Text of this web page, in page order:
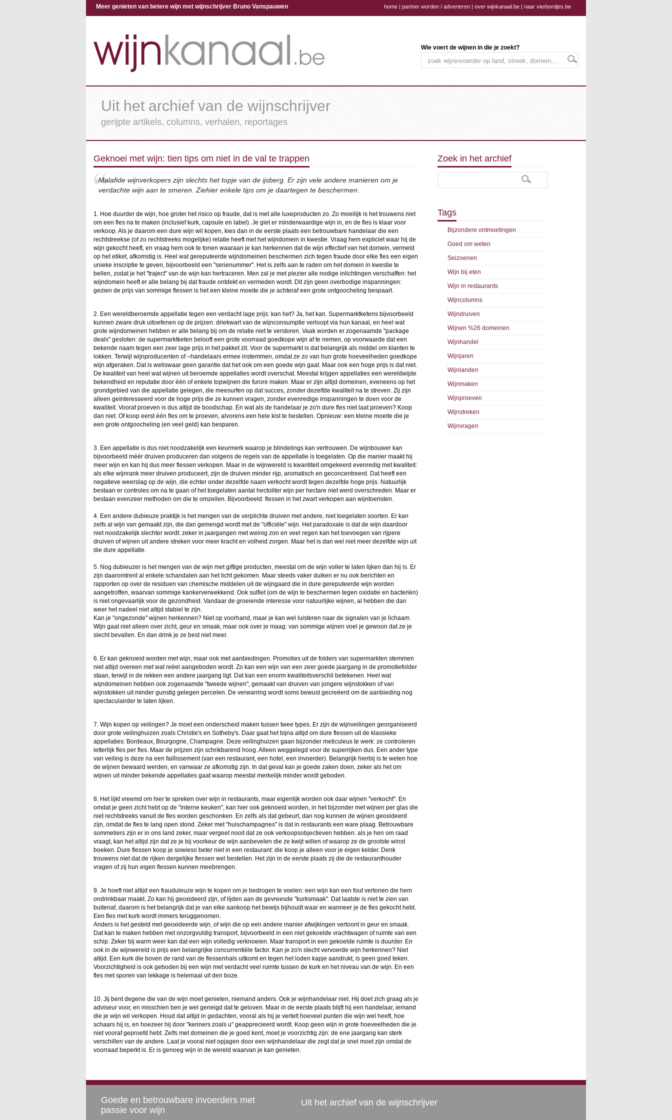
Meer genieten van betere wijn met wijnschrijver Bruno Vanspauwen home | partner worden / adverteren | over wijnkanaal.be | naar vierbordjes.be
Wie voert de wijnen in die je zoekt?
Uit het archief van de wijnschrijver
gerijpte artikels, columns, verhalen, reportages
Geknoei met wijn: tien tips om niet in de val te trappen
Malafide wijnverkopers zijn slechts het topje van de ijsberg. Er zijn vele andere manieren om je
verdachte wijn aan te smeren. Ziehier enkele tips om je daartegen te beschermen.
1. Hoe duurder de wijn, hoe groter het risico op fraude, dat is met alle luxeproducten zo. Zo moeilijk is het trouwens niet
om een fles na te maken (inclusief kurk, capsule en label). Je giet er minderwaardige wijn in, en de fles is klaar voor
verkoop. Als je daarom een dure wijn wil kopen, kies dan in de eerste plaats een betrouwbare handelaar die een
rechtstreekse (of zo rechtstreeks mogelijke) relatie heeft met het wijndomein in kwestie. Vraag hem expliciet waar hij de
wijn gekocht heeft, en vraag hem ook te tonen waaraan je kan herkennen dat de wijn effectief van het domein, vermeld
op het etiket, afkomstig is. Heel wat gereputeerde wijndomeinen beschermen zich tegen fraude door elke fles een eigen
unieke inscriptie te geven, bijvoorbeeld een "serienummer". Het is zelfs aan te raden om het domein in kwestie te
bellen, zodat je het "traject" van de wijn kan hertraceren. Men zal je met plezier alle nodige inlichtingen verschaffen: het
wijndomein heeft er alle belang bij dat fraude ontdekt en vermeden wordt. Dit zijn geen overbodige inspanningen:
gezien de prijs van sommige flessen is het een kleine moeite die je achteraf een grote ontgoocheling bespaart.
2. Een wereldberoemde appellatie tegen een verdacht lage prijs: kan het? Ja, het kan. Supermarktketens bijvoorbeeld
kunnen zware druk uitoefenen op de prijzen: driekwart van de wijnconsumptie verloopt via hun kanaal, en heel wat
grote wijndomeinen hebben er alle belang bij om de relatie niet te verstoren. Vaak worden er zogenaamde "package
deals" gesloten: de supermarktketen belooft een grote voorraad goedkope wijn af te nemen, op voorwaarde dat een
bekende naam tegen een zeer lage prijs in het pakket zit. Voor de supermarkt is dat belangrijk als middel om klanten te
lokken. Terwijl wijnproducenten of –handelaars ermee instemmen, omdat ze zo van hun grote hoeveelheden goedkope
wijn afgeraken. Dat is weliswaar geen garantie dat het ook om een goede wijn gaat. Maar ook een hoge prijs is dat niet.
De kwaliteit van heel wat wijnen uit beroemde appellaties wordt overschat. Meestal krijgen appellaties een wereldwijde
bekendheid en reputatie door één of enkele topwijnen die furore maken. Maar er zijn altijd domeinen, eveneens op het
grondgebied van die appellatie gelegen, die meesurfen op dat succes, zonder dezelfde kwaliteit na te streven. Zij zijn
alleen geïnteresseerd voor de hoge prijs die ze kunnen vragen, zonder evenredige inspanningen te doen voor de
kwaliteit. Vooraf proeven is dus altijd de boodschap. En wat als de handelaar je zo'n dure fles niet laat proeven? Koop
dan niet. Of koop eerst één fles om te proeven, alvorens een hele kist te bestellen. Opnieuw: een kleine moeite die je
een grote ontgoocheling (en veel geld) kan besparen.
3. Een appellatie is dus niet noodzakelijk een keurmerk waarop je blindelings kan vertrouwen. De wijnbouwer kan
bijvoorbeeld méér druiven produceren dan volgens de regels van de appellatie is toegelaten. Op die manier maakt hij
meer wijn en kan hij dus meer flessen verkopen. Maar in de wijnwereld is kwantiteit omgekeerd evenredig met kwaliteit:
als elke wijnrank meer druiven produceert, zijn de druiven minder rijp, aromatisch en geconcentreerd. Dat heeft een
negatieve weerslag op de wijn, die echter onder dezelfde naam verkocht wordt tegen dezelfde hoge prijs. Natuurlijk
bestaan er controles om na te gaan of het toegelaten aantal hectoliter wijn per hectare niet werd overschreden. Maar er
bestaan evenzeer methoden om die te omzeilen. Bijvoorbeeld: flessen in het zwart verkopen aan wijntoeristen.
4. Een andere dubieuze praktijk is het mengen van de verplichte druiven met andere, niet toegelaten soorten. Er kan
zelfs al wijn van gemaakt zijn, die dan gemengd wordt met de "officiële" wijn. Het paradoxale is dat de wijn daardoor
niet noodzakelijk slechter wordt: zeker in jaargangen met weinig zon en veel regen kan het toevoegen van rijpere
druiven of wijnen uit andere streken voor meer kracht en volheid zorgen. Maar het is dan wel niet meer dezelfde wijn uit
die dure appellatie.
5. Nog dubieuzer is het mengen van de wijn met giftige producten, meestal om de wijn voller te laten lijken dan hij is. Er
zijn daaromtrent al enkele schandalen aan het licht gekomen. Maar steeds vaker duiken er nu ook berichten en
rapporten op over de residuen van chemische middelen uit de wijngaard die in dure gereputeerde wijn worden
aangetroffen, waarvan sommige kankerverwekkend. Ook sulfiet (om de wijn te beschermen tegen oxidatie en bacteriën)
is niet ongevaarlijk voor de gezondheid. Vandaar de groeiende interesse voor natuurlijke wijnen, al hebben die dan
weer het nadeel niet altijd stabiel te zijn.
Kan je "ongezonde" wijnen herkennen? Niet op voorhand, maar je kan wel luisteren naar de signalen van je lichaam.
Wijn gaat niet alleen over zicht, geur en smaak, maar ook over je maag: van sommige wijnen voel je gewoon dat ze je
slecht bevallen. En dan drink je ze best niet meer.
6. Er kan geknoeid worden met wijn, maar ook met aanbiedingen. Promoties uit de folders van supermarkten stemmen
niet altijd overeen met wat reëel aangeboden wordt. Zo kan een wijn van een zeer goede jaargang in de promotiefolder
staan, terwijl in de rekken een andere jaargang ligt. Dat kan een enorm kwaliteitsverschil betekenen. Heel wat
wijndomeinen hebben ook zogenaamde "tweede wijnen", gemaakt van druiven van jongere wijnstokken of van
wijnstokken uit minder gunstig gelegen percelen. De verwarring wordt soms bewust gecreëerd om de aanbieding nog
spectaculairder te laten lijken.
7. Wijn kopen op veilingen? Je moet een onderscheid maken tussen twee types. Er zijn de wijnveilingen georganiseerd
door grote veilinghuizen zoals Christie's en Sotheby's. Daar gaat het bijna altijd om dure flessen uit de klassieke
appellaties: Bordeaux, Bourgogne, Champagne. Deze veilinghuizen gaan bijzonder meticuleus te werk: ze controleren
letterlijk fles per fles. Maar de prijzen zijn schrikbarend hoog. Alleen weggelegd voor de superrijken dus. Een ander type
van veiling is deze na een faillissement (van een restaurant, een hotel, een invoerder). Belangrijk hierbij is te weten hoe
de wijnen bewaard werden, en vanwaar ze afkomstig zijn. In dat geval kan je goede zaken doen, zeker als het om
wijnen uit minder bekende appellaties gaat waarop meestal merkelijk minder wordt geboden.
8. Het lijkt vreemd om hier te spreken over wijn in restaurants, maar eigenlijk worden ook daar wijnen "verkocht". En
omdat je geen zicht hebt op de "interne keuken", kan hier ook geknoeid worden, in het bijzonder met wijnen per glas die
niet rechtstreeks vanuit de fles worden geschonken. En zelfs als dat gebeurt, dan nog kunnen de wijnen geoxideerd
zijn, omdat de fles te lang open stond. Zeker met "huischampagnes" is dat in restaurants een ware plaag. Betrouwbare
sommeliers zijn er in ons land zeker, maar vergeet nooit dat ze ook verkoopsobjectieven hebben: als je hen om raad
vraagt, kan het altijd zijn dat ze je bij voorkeur de wijn aanbevelen die ze kwijt willen of waarop ze de grootste winst
boeken. Dure flessen koop je sowieso beter niet in een restaurant: die koop je alleen voor je eigen kelder. Denk
trouwens niet dat de rijken dergelijke flessen wel bestellen. Het zijn in de eerste plaats zij die de restauranthouder
vragen of zij hun eigen flessen kunnen meebrengen.
9. Je hoeft niet altijd een frauduleuze wijn te kopen om je bedrogen te voelen: een wijn kan een fout vertonen die hem
ondrinkbaar maakt. Zo kan hij geoxideerd zijn, of lijden aan de gevreesde "kurksmaak". Dat laatste is niet te zien van
buitenaf, daarom is het belangrijk dat je van elke aankoop het bewijs bijhoudt waar en wanneer je de fles gekocht hebt.
Een fles met kurk wordt immers teruggenomen.
Anders is het gesteld met geoxideerde wijn, of wijn die op een andere manier afwijkingen vertoont in geur en smaak.
Dat kan te maken hebben met onzorgvuldig transport, bijvoorbeeld in een niet gekoelde vrachtwagen of ruimte van een
schip. Zeker bij warm weer kan dat een wijn volledig verknoeien. Maar transport in een gekoelde ruimte is duurder. En
ook in de wijnwereld is prijs een belangrijke concurrentiële factor. Kan je zo'n slecht vervoerde wijn herkennen? Niet
altijd. Een kurk die boven de rand van de flessenhals uitkomt en tegen het loden kapje aandrukt, is geen goed teken.
Voorzichtigheid is ook geboden bij een wijn met verdacht veel ruimte tussen de kurk en het niveau van de wijn. En een
fles met sporen van lekkage is helemaal uit den boze.
10. Jij bent degene die van de wijn moet genieten, niemand anders. Ook je wijnhandelaar niet. Hij doet zich graag als je
adviseur voor, en misschien ben je wel geneigd dat te geloven. Maar in de eerste plaats blijft hij een handelaar, iemand
die je wijn wil verkopen. Houd dat altijd in gedachten, vooral als hij je vertelt hoeveel punten die wijn wel heeft, hoe
schaars hij is, en hoezeer hij door "kenners zoals u" geapprecieerd wordt. Koop geen wijn in grote hoeveelheden die je
niet vooraf geproefd hebt. Zelfs met domeinen die je goed kent, moet je voorzichtig zijn: de ene jaargang kan sterk
verschillen van de andere. Laat je vooral niet opjagen door een wijnhandelaar die zegt dat je snel moet zijn omdat de
voorraad beperkt is. Er is genoeg wijn in de wereld waarvan je kan genieten.
Zoek in het archief
Tags
Bijzondere ontmoetingen
Goed om weten
Seizoenen
Wijn bij eten
Wijn in restaurants
Wijncolumns
Wijndruiven
Wijnen %26 domeinen
Wijnhandel
Wijnjaren
Wijnlanden
Wijnmaken
Wijnproeven
Wijnstreken
Wijnvragen
Goede en betrouwbare invoerders met
passie voor wijn
Uit het archief van de wijnschrijver